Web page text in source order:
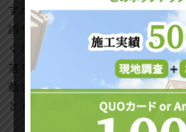
すが、目安は3〜6カ月で点検
誤りは粉塵の裏抜けを招くため
ください。密閉が甘いとバイパ
落ちてカビや臭い戻りの原因に
動を基本に、花粉時期や来客時
とトラブルを抑制できます。